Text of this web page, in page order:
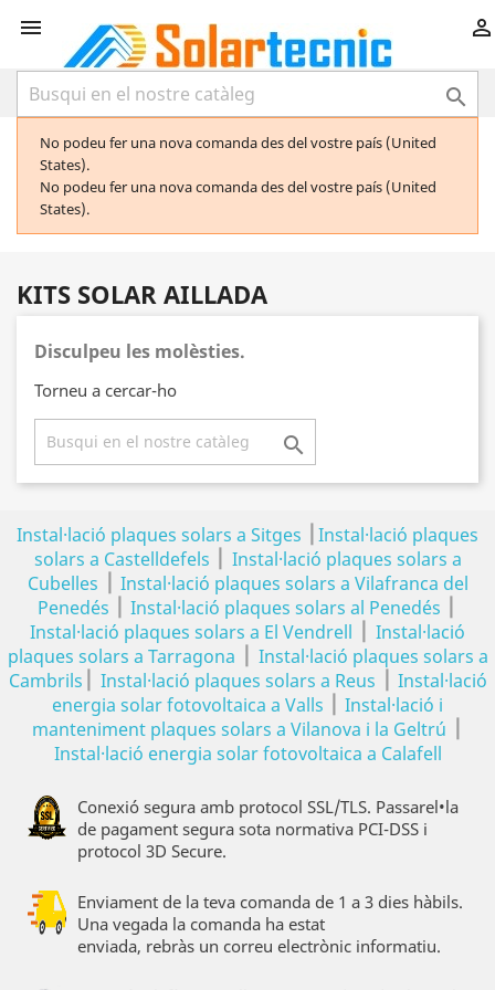
 

No podeu fer una nova comanda des del vostre país (United
States).
No podeu fer una nova comanda des del vostre país (United
States).
KITS SOLAR AILLADA
Disculpeu les molèsties.
Torneu a cercar-ho

Instal·lació plaques solars a Sitges | Instal·lació plaques
solars a Castelldefels | Instal·lació plaques solars a
Cubelles | Instal·lació plaques solars a Vilafranca del
Penedés | Instal·lació plaques solars al Penedés |
Instal·lació plaques solars a El Vendrell | Instal·lació
plaques solars a Tarragona | Instal·lació plaques solars a
Cambrils | Instal·lació plaques solars a Reus | Instal·lació
energia solar fotovoltaica a Valls | Instal·lació i
manteniment plaques solars a Vilanova i la Geltrú |
Instal·lació energia solar fotovoltaica a Calafell
Conexió segura amb protocol SSL/TLS. Passarel•la
de pagament segura sota normativa PCI-DSS i
protocol 3D Secure.
Enviament de la teva comanda de 1 a 3 dies hàbils.
Una vegada la comanda ha estat
enviada, rebràs un correu electrònic informatiu.